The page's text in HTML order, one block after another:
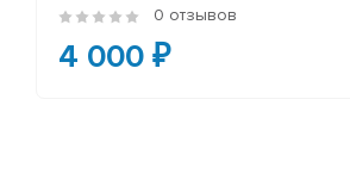
0 отзывов
4 000 ₽